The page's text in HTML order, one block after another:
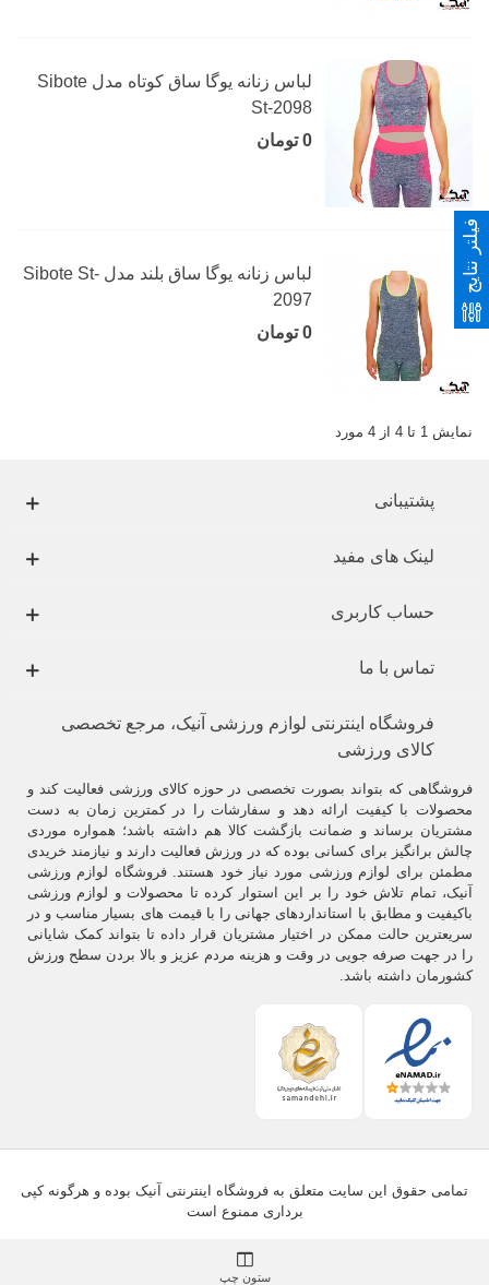
لباس زنانه یوگا ساق کوتاه مدل Sibote
St-2098
0 تومان
لباس زنانه یوگا ساق بلند مدل Sibote St-
2097
0 تومان
نمایش 1 تا 4 از 4 مورد
پشتیبانی
لینک های مفید
حساب کاربری
تماس با ما
فروشگاه اینترنتی لوازم ورزشی آنیک، مرجع تخصصی
کالای ورزشی
فروشگاهی که بتواند بصورت تخصصی در حوزه کالای ورزشی فعالیت کند و
محصولات با کیفیت ارائه دهد و سفارشات را در کمترین زمان به دست
مشتریان برساند و ضمانت بازگشت کالا هم داشته باشد؛ همواره موردی
چالش برانگیز برای کسانی بوده که در ورزش فعالیت دارند و نیازمند خریدی
مطمئن برای لوازم ورزشی مورد نیاز خود هستند. فروشگاه لوازم ورزشی
آنیک، تمام تلاش خود را بر این استوار کرده تا محصولات و لوازم ورزشی
باکیفیت و مطابق با استانداردهای جهانی را با قیمت های بسیار مناسب و در
سریعترین حالت ممکن در اختیار مشتریان قرار داده تا بتواند کمک شایانی
را در جهت صرفه جویی در وقت و هزینه مردم عزیز و بالا بردن سطح ورزش
کشورمان داشته باشد.
تمامی حقوق این سایت متعلق به فروشگاه اینترنتی آنیک بوده و هرگونه کپی
برداری ممنوع است
ستون چپ
فیلتر نتایج